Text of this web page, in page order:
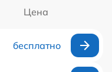
Цена
бесплатно